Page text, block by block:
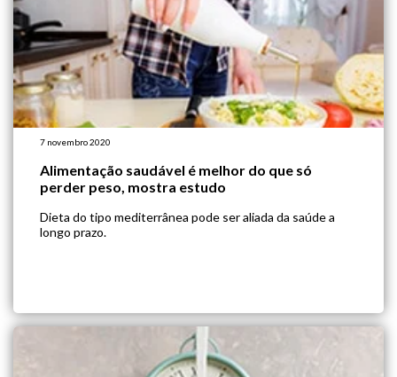
7 novembro 2020
Alimentação saudável é melhor do que só
perder peso, mostra estudo
Dieta do tipo mediterrânea pode ser aliada da saúde a
longo prazo.